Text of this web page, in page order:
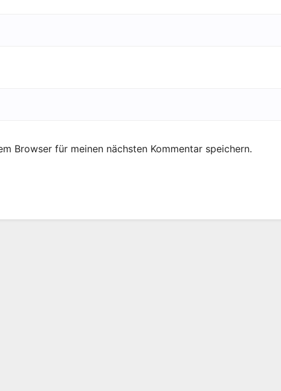
Browser für meinen nächsten Kommentar speichern.